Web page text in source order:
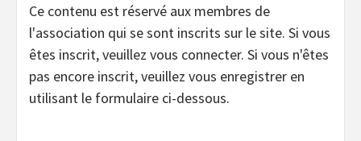
Ce contenu est réservé aux membres de
l'association qui se sont inscrits sur le site. Si vous
êtes inscrit, veuillez vous connecter. Si vous n'êtes
pas encore inscrit, veuillez vous enregistrer en
utilisant le formulaire ci-dessous.